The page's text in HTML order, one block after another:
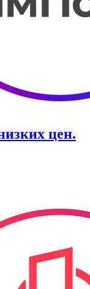
цен.